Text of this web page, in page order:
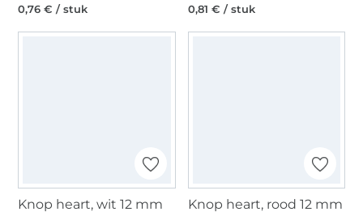
0,76 € / stuk 0,81 € / stuk
Knop heart, wit 12 mm Knop heart, rood 12 mm